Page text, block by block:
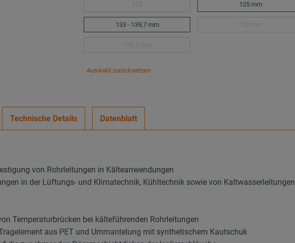
125 mm
133 - 139,7 mm
Auswahl zurücksetzen
Technische Details Datenblatt
von Rohrleitungen in Kälteanwendungen
in der Lüftungs- und Klimatechnik, Kühltechnik sowie von Kaltwasserleitungen
Temperaturbrücken bei kälteführenden Rohrleitungen
aus PET und Ummantelung mit synthetischem Kautschuk